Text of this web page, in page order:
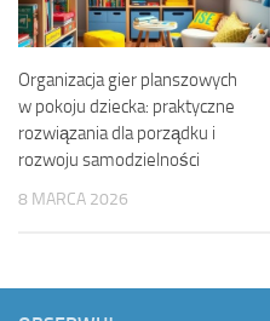
Organizacja gier planszowych
w pokoju dziecka: praktyczne
rozwiązania dla porządku i
rozwoju samodzielności
8 MARCA 2026